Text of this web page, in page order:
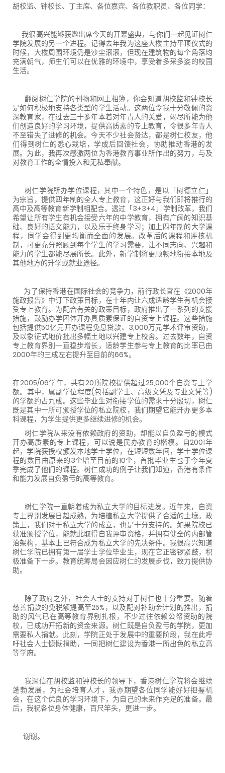
胡校监、钟校长、丁主席、各位嘉宾、各位教职员、各位同学：
我很高兴能够获邀出席今天的开幕盛典，与你们一起见证树仁
学院发展的另一个进程。记得去年我为这座大楼主持平顶仪式的
时候，大楼周围环境仍是沙尘滚滚，但现在建筑物的每个角落均
充满朝气，师生们可以在优雅的环境中，享受着多采多姿的校园
生活。
翻阅树仁学院的刊物和网上相簿，你会知道胡校监和钟校长
是如何积极地支持各类型的学生活动。这两位令我十分敬佩的资
深教育家，在过去三十多年本着对年青人的关爱，竭尽所能为他
们创造良好的学习环境，提供高质素的专上教育，令很多年青人
不至错失了进修的机会。今天不少社会贤达，都是树仁校友，他
们得到树仁的悉心栽培，学成后回馈社会，协助推动香港的发
展。为此，我再次感激两位为香港教育事业所作出的努力，与及
对教育工作的全情投入和无私奉献。
树仁学院所办学位课程，其中一个特色，是以「树德立仁」
为宗旨，提供四年制的全人专上教育，这正好与我们即将推行的
高中及高等教育新学制相配合。透过「3+3+4」学制改革，我们
希望让所有学生有机会接受六年的中学教育，拥有广阔的知识基
础、良好的语文能力，以及乐于终身学习；加上四年制的大学课
程，同学会得到更均衡而全面的发展。改革后的课程和评核机
制，可更充分照顾到每个学生的学习需要，让不同志向、兴趣和
能力的学生都能尽展所长。此外，新学制将更顺畅地衔接本地及
其他地方的升学或就业途径。
为了保持香港在国际社会的竞争力，前行政长官在《2000年
施政报告》中订下政策目标，在十年内让六成适龄学生有机会接
受专上教育。为配合有关的政策目标，政府推出了一系列的支援
措施，鼓励办学团体开办具质素保证的自资专上课程。这些措施
包括提供50亿元开办课程免息贷款、3,000万元学术评审资助，
及以象征式地价批出多幅土地以兴建专上校舍。过去数年，自资
专上教育界别一直稳步增长，适龄学生参与专上教育的比率已由
2000年的三成左右提升至目前的66%。
在2005/06学年，共有20所院校提供超过25,000个自资专上学
额。其中，属副学位程度(包括副学士、高级文凭及专业文凭等)
的学额约占九成。这些毕业生对衔接学位的需求十分殷切，树仁
既是其中一所可颁授学位的私立院校，我们期望它能开办更多本
科课程，为学生提供更多继续进修的机会。
树仁学院从来没有依赖政府的资助，却能以自负盈亏的模式
开办高质素的专上课程，可以说是民办教育的楷模。自2001年
起，学院获授权颁发本地学士学位，在短短数年间，学士学位课
程的数目由原来的3个增至目前的10个，首批毕业生也于今年夏
季完成了他们的课程。树仁成功的例子让我们知道，香港有条件
和能力发展自负盈亏的高等教育。
树仁学院一直朝着成为私立大学的目标进发。近年来，自资
专上界别发展日趋成熟，为培植私立大学提供了合适的土壤。政
策上，我们对于私立大学的成立，也是十分支持的。如果院校已
获准颁授学位，能就此取得自我评审资格，并拥有健全的内部管
治架构，基本上已符合成为私立大学的先决条件。我很高兴知道
树仁学院已拥有第一届学士学位毕业生，现在它正密锣紧鼓，积
极准备下一步。教育统筹局会因应树仁的发展步伐，致力提供协
助。
除了政府之外，社会人士的支持对于树仁也十分重要。随着
慈善捐款的免税额提高至25%，以及配对补助金计划的推出，捐
助的风气已在高等教育界别扎根，不少过往依赖公帑资助的院
校，已成功开拓新的资金来源。树仁既是自负盈亏的学院，更加
需要私人捐献。此刻，学院正处于发展中的重要阶段，我在此呼
吁社会人士慷慨捐助，一同把树仁建设为香港一所出色的私立高
等学府。
我深信在胡校监和钟校长的领导下，香港树仁学院将会继续
蓬勃发展，为社会培育人才，我亦期望各位同学能好好把握机
会，在这个优良的学习环境下，为自己的未来作充足的准备。最
后，我祝各位身体健康，百尺竿头，更进一步。
谢谢。